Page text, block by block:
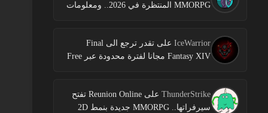
MMORPG المنتظرة في 2026.. ومعلومات
IceWarrior على
تقدر ترجع الى Final
Fantasy XIV مجانا لفترة محدودة عبر Free
ThunderStrike على
Reunion Online تفتح
سيرفراتها.. MMORPG جديدة بنمط 2D